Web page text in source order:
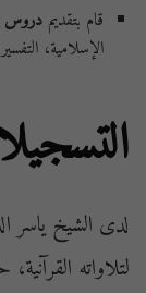
قام بتقديم دروس
الإسلامية،
لدى الشيخ ياسر
لتلاواته